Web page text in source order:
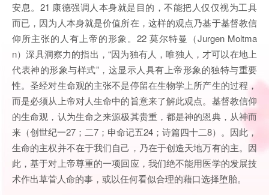
安息。21 康德强调人本身就是目的，不能把人仅仅视为工具
而已，因为人本身就是价值所在，这样的观点乃基于基督教信
仰所主张的人有上帝的形象。22 莫尔特曼（Jurgen Moltma
n）深具洞察力的指出，“因为独有人，唯独人，才可以在地上
代表神的形象与样式”，这显示人具有上帝形象的独特与重要
性。圣经对生命观的主张不是停留在生物学上所产生的过程，
而是必须从上帝对人生命中的旨意来了解此观点。基督教信仰
的生命观，认为生命之来源极其贵重，都是神的恩典，从神而
来（创世纪一27；二7；申命记五24；诗篇四十二8）。因此，
生命的主权并不在于我们自己，乃在于创造天地万有的主。因
此，基于对上帝尊重的一项回应，我们绝不能用医学的发展技
术作出草菅人命的事，或以任何看似合理的藉口选择堕胎。